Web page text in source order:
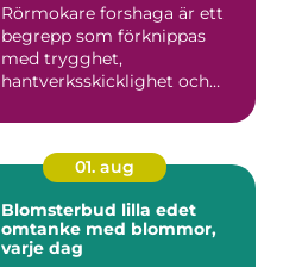
Rörmokare forshaga är ett
begrepp som förknippas
med trygghet,
hantverksskicklighet och
01. aug
Blomsterbud lilla edet
omtanke med blommor,
varje dag